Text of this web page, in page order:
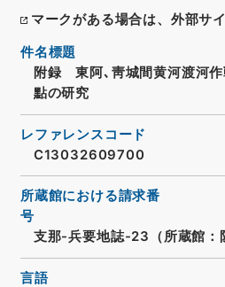
マークがある場合は、外部サ
件名標題
附録 東阿､靑城間黄河渡河
點の研究
レファレンスコード
C13032609700
所蔵館における請求番
号
支那-兵要地誌-23（所蔵館：
言語